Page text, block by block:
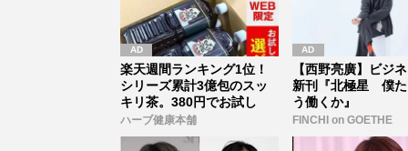
楽天週間ランキング1位！
シリーズ累計3億包のスッ
キリ茶。380円でお試し
ハーブ健康本舗
【西野亮廣】ビジ
新刊『北極星 僕た
う働くか』
FINCHI on GOETHE